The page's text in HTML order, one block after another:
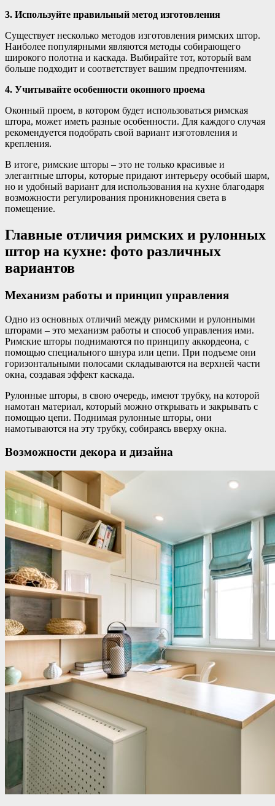
3. Используйте правильный метод изготовления
Существует несколько методов изготовления римских штор.
Наиболее популярными являются методы собирающего
широкого полотна и каскада. Выбирайте тот, который вам
больше подходит и соответствует вашим предпочтениям.
4. Учитывайте особенности оконного проема
Оконный проем, в котором будет использоваться римская
штора, может иметь разные особенности. Для каждого случая
рекомендуется подобрать свой вариант изготовления и
крепления.
В итоге, римские шторы – это не только красивые и
элегантные шторы, которые придают интерьеру особый шарм,
но и удобный вариант для использования на кухне благодаря
возможности регулирования проникновения света в
помещение.
Главные отличия римских и рулонных
штор на кухне: фото различных
вариантов
Механизм работы и принцип управления
Одно из основных отличий между римскими и рулонными
шторами – это механизм работы и способ управления ими.
Римские шторы поднимаются по принципу аккордеона, с
помощью специального шнура или цепи. При подъеме они
горизонтальными полосами складываются на верхней части
окна, создавая эффект каскада.
Рулонные шторы, в свою очередь, имеют трубку, на которой
намотан материал, который можно открывать и закрывать с
помощью цепи. Поднимая рулонные шторы, они
намотываются на эту трубку, собираясь вверху окна.
Возможности декора и дизайна